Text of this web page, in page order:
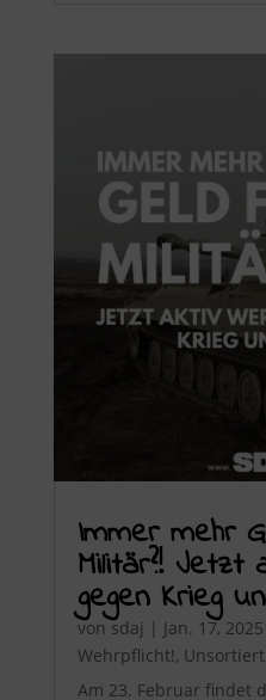
Immer mehr
Militär?! Jetzt
gegen Krieg
von sdaj | Jan. 17, 2025
Wehrpflicht!, Unsortiert
Am 23. Februar findet